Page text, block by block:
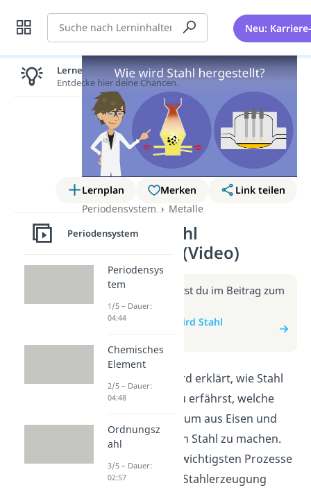
Suche Neu:
Lernplan Merken
Link teilen
Periodensystem
Metalle
Wie wird Stahl
hergestellt? (Video)
Weitere Infos erhältst du im Beitrag zum
Video
zum Beitrag: Wie wird Stahl
In diesem Video wird erklärt, wie Stahl
hergestellt wird. Du erfährst, welche
Schritte nötig sind, um aus Eisen und
anderen Materialien Stahl zu machen.
Dabei wird auf die wichtigsten Prozesse
und Techniken der Stahlerzeugung
Lernen lohnt sich!
Entdecke hier deine Chancen.
Periodensystem
Periodensys
tem
1/5 – Dauer:
04:44
Chemisches
Element
2/5 – Dauer:
04:48
Ordnungsz
ahl
3/5 – Dauer:
02:57